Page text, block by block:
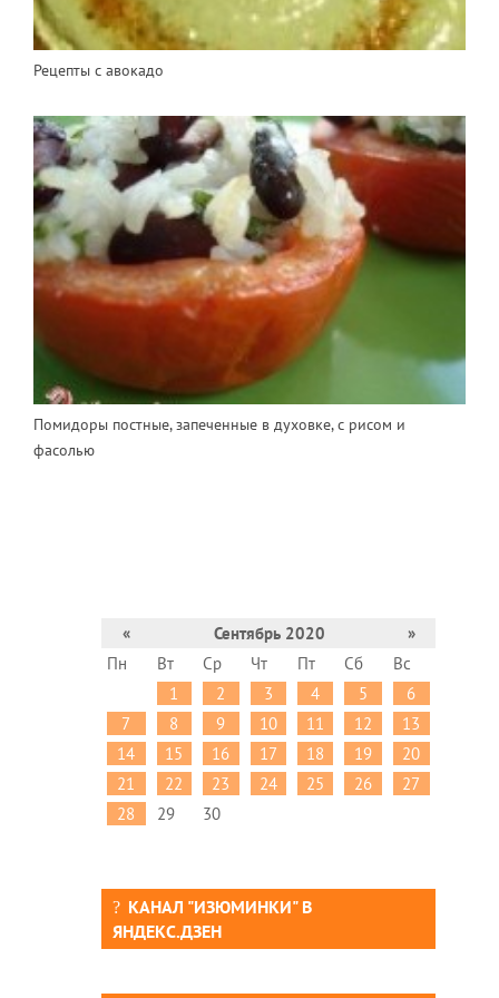
Рецепты с авокадо
Помидоры постные, запеченные в духовке, с рисом и
фасолью
« Сентябрь 2020
»
Пн
Вт Ср Чт Пт Сб
Вс
1
2 3 4 5
6
7
8 9 10 11 12
13
14
15 16 17 18 19
20
21
22 23 24 25 26
27
28
29 30
КАНАЛ "ИЗЮМИНКИ" В
ЯНДЕКС.ДЗЕН